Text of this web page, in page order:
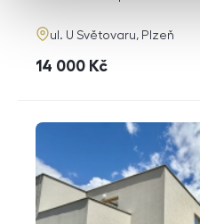
adresa
ul. U Světovaru, Plzeň
cena
14 000 Kč